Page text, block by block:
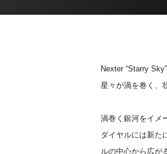
Nexter “Starry
星々が渦を巻く、
渦巻く銀河をイメ
ダイヤルには新た
ルの中心から広が